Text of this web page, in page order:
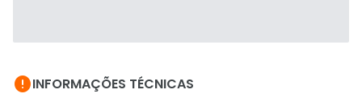
INFORMAÇÕES TÉCNICAS